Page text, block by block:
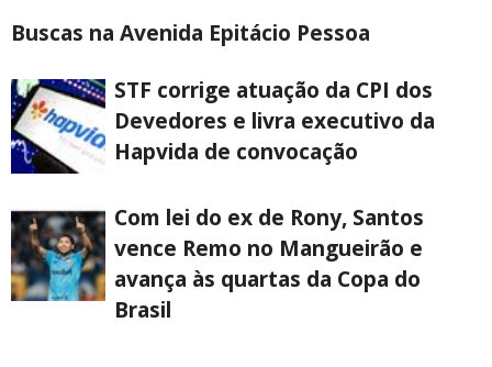
Buscas na Avenida Epitácio Pessoa
STF corrige atuação da CPI dos
Devedores e livra executivo da
Hapvida de convocação
Com lei do ex de Rony, Santos
vence Remo no Mangueirão e
avança às quartas da Copa do
Brasil